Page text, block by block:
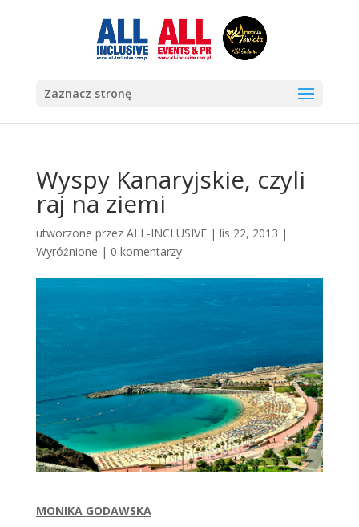
Zaznacz stronę
Wyspy Kanaryjskie, czyli
raj na ziemi
utworzone przez ALL-INCLUSIVE| lis 22, 2013 |
Wyróżnione | 0 komentarzy
MONIKA GODAWSKA